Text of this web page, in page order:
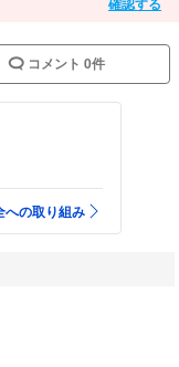
コメント 0件
への取り組み